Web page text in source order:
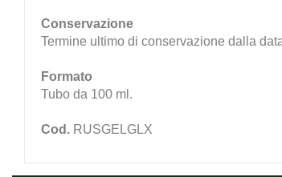
Conservazione
Termine ultimo di conservazione dalla
Formato
Tubo da 100 ml.
Cod. RUSGELGLX